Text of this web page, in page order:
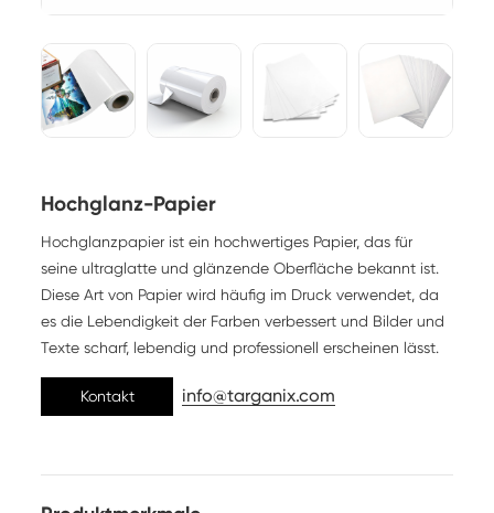
Hochglanz-Papier
Hochglanzpapier ist ein hochwertiges Papier, das für
seine ultraglatte und glänzende Oberfläche bekannt ist.
Diese Art von Papier wird häufig im Druck verwendet, da
es die Lebendigkeit der Farben verbessert und Bilder und
Texte scharf, lebendig und professionell erscheinen lässt.
Kontakt info@targanix.com